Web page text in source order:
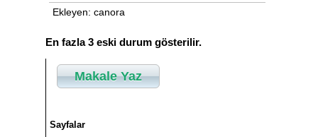
Ekleyen: canora
En fazla 3 eski durum gösterilir.
Makale Yaz
Sayfalar